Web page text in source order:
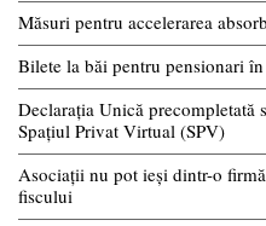
Măsuri pentru accelerarea
Bilete la băi pentru pensionari
Declarația Unică precompletată
Spațiul Privat Virtual (SPV)
Asociații nu pot ieși dintr-o
fiscului